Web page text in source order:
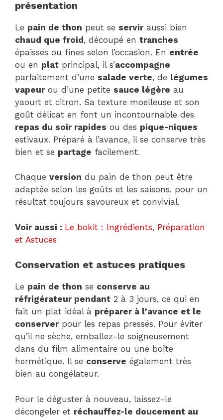
présentation
Le pain de thon peut se serviraussi bien
chaud que froid, découpé en tranches
épaisses ou fines selon l’occasion. En entrée
ou en plat principal, il s’accompagne
parfaitement d’une salade verte, de légumes
vapeurou d’une petite sauce légère au
yaourt et citron. Sa texture moelleuse et son
goût délicat en font un incontournable des
repas du soir rapides ou des pique-niques
estivaux. Préparé à l’avance, il se conserve très
bien et se partage facilement.
Chaque version du pain de thon peut être
adaptée selon les goûts et les saisons, pour un
résultat toujours savoureux et convivial.
Voir aussi : Le bokit : Ingrédients, Préparation
et Astuces
Conservation et astuces pratiques
Le pain de thon se conserve au
réfrigérateur pendant 2 à 3 jours, ce qui en
fait un plat idéal à préparer à l’avance et le
conserverpour les repas pressés. Pour éviter
qu’il ne sèche, emballez-le soigneusement
dans du film alimentaire ou une boîte
hermétique. Il se conserve également très
bien au congélateur.
Pour le déguster à nouveau, laissez-le
décongeler et réchauffez-le doucement au